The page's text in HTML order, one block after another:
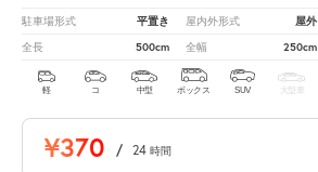
駐車場形式 平置き 屋内外形式 屋外
全長 500cm 全幅 250cm
軽 コ 中型 ボックス SUV 大型車
¥370 / 24 時間